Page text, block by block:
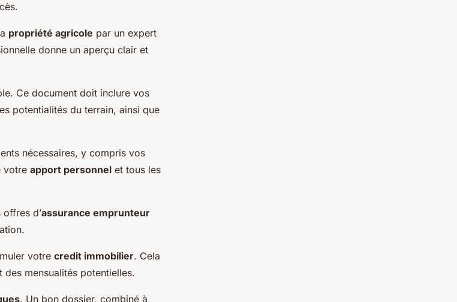
propriété agricole par un expert
donne un aperçu clair et
Ce document doit inclure vos
potentialités du terrain, ainsi que
nécessaires, y compris vos
votre apport personnel et tous les
d’assurance emprunteur
votre credit immobilier. Cela
des mensualités potentielles.
. Un bon dossier, combiné à